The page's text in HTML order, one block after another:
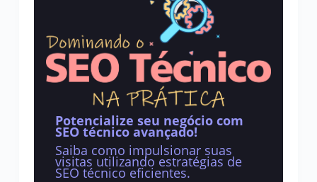
Potencialize seu negócio com
SEO técnico avançado!
Saiba como impulsionar suas
visitas utilizando estratégias de
SEO técnico eficientes.